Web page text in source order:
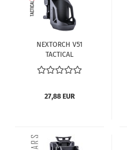
NEXTORCH V51
TACTICAL
TASCHENLAMPEN
HOLSTER 360°
SCHNELLVERSCHLUSS,
27,88 EUR